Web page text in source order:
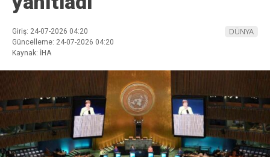
Giriş: 24-07-2026 04:20
Güncelleme: 24-07-2026 04:20
Kaynak: İHA
DÜNYA